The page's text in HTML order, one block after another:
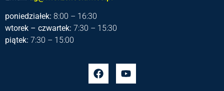
poniedziałek: 8:00 – 16:30
wtorek – czwartek: 7:30 – 15:30
piątek: 7:30 – 15:00